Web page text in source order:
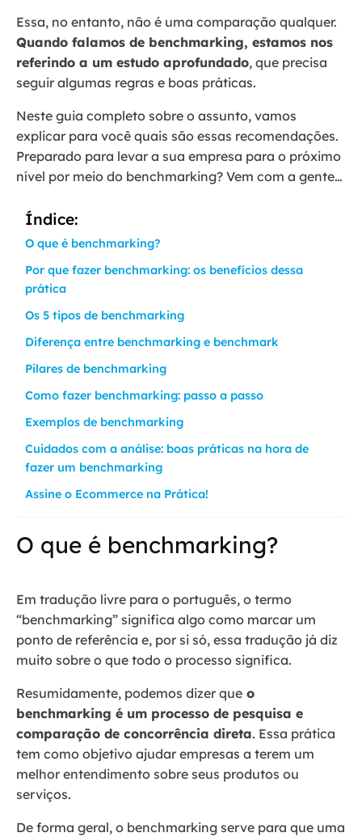
Essa, no entanto, não é uma comparação qualquer.
Quando falamos de benchmarking, estamos nos
referindo a um estudo aprofundado, que precisa
seguir algumas regras e boas práticas.
Neste guia completo sobre o assunto, vamos
explicar para você quais são essas recomendações.
Preparado para levar a sua empresa para o próximo
nível por meio do benchmarking? Vem com a gente…
Índice:
O que é benchmarking?
Por que fazer benchmarking: os benefícios dessa
prática
Os 5 tipos de benchmarking
Diferença entre benchmarking e benchmark
Pilares de benchmarking
Como fazer benchmarking: passo a passo
Exemplos de benchmarking
Cuidados com a análise: boas práticas na hora de
fazer um benchmarking
Assine o Ecommerce na Prática!
O que é benchmarking?
Em tradução livre para o português, o termo
“benchmarking” significa algo como marcar um
ponto de referência e, por si só, essa tradução já diz
muito sobre o que todo o processo significa.
Resumidamente, podemos dizer que o
benchmarking é um processo de pesquisa e
comparação de concorrência direta. Essa prática
tem como objetivo ajudar empresas a terem um
melhor entendimento sobre seus produtos ou
serviços.
De forma geral, o benchmarking serve para que uma